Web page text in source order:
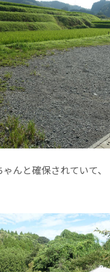
んと確保されていて、